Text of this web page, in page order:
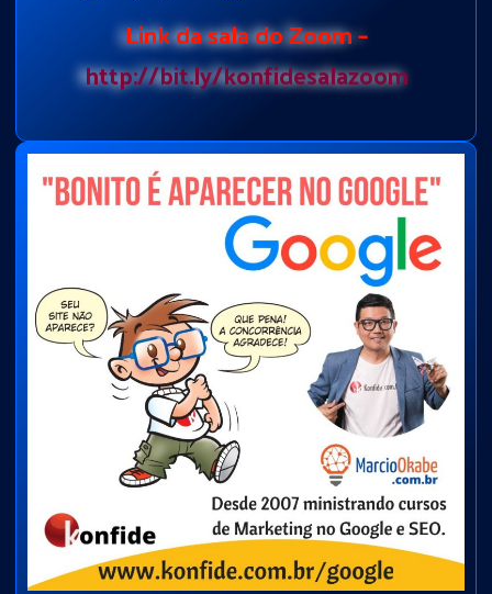
Link da sala do Zoom –
http://bit.ly/konfidesalazoom